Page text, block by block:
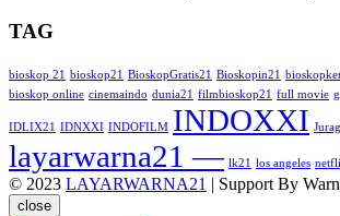
TAG
bioskop 21 bioskop21 BioskopGratis21 Bioskopin21
bioskop online cinemaindo dunia21 filmbioskop21 full movie
IDLIX21 IDNXXI INDOFILM INDOXXI
layarwarna21 — lk21 los angeles
© 2023 LAYARWARNA21 | Support By
close